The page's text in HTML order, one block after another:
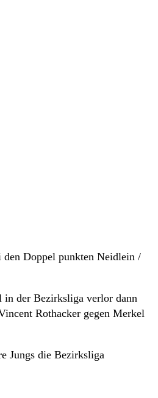
den Doppel punkten Neidlein /
in der Bezirksliga verlor dann
Rothacker gegen Merkel
Jungs die Bezirksliga